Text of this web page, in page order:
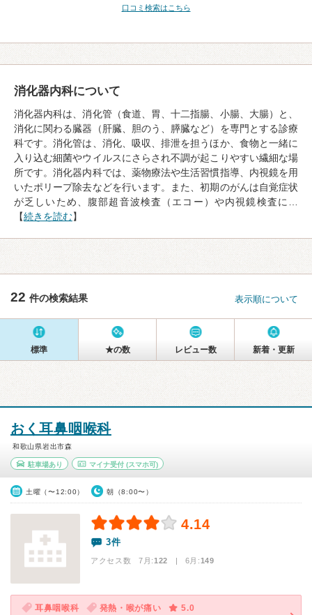
口コミ検索はこちら
消化器内科について
消化器内科は、消化管（食道、胃、十二指腸、小腸、大腸）と、
消化に関わる臓器（肝臓、胆のう、膵臓など）を専門とする診療
科です。消化管は、消化、吸収、排泄を担うほか、食物と一緒に
入り込む細菌やウイルスにさらされ不調が起こりやすい繊細な場
所です。消化器内科では、薬物療法や生活習慣指導、内視鏡を用
いたポリープ除去などを行います。また、初期のがんは自覚症状
が乏しいため、腹部超音波検査（エコー）や内視鏡検査に…
【続きを読む】
22 件の検索結果 表示順について
標準 ★の数 レビュー数 新着・更新
おく耳鼻咽喉科
和歌山県岩出市森
駐車場あり マイナ受付(スマホ可)
土曜（〜12:00） 朝（8:00〜）
4.14
3件
アクセス数 7月:122 | 6月:149
耳鼻咽喉科 発熱・喉が痛い
5.0